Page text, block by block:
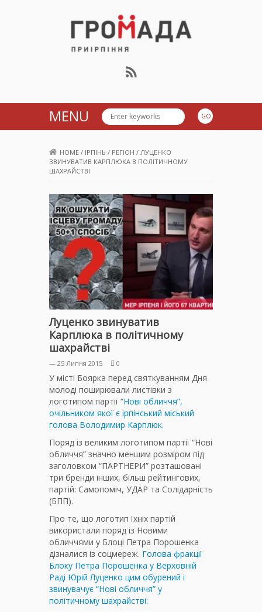
Громада Приірпіння
MENU
HOME / ІРПІНЬ / РЕГІОН / ЛУЦЕНКО
ЗВИНУВАТИВ КАРПЛЮКА В ПОЛІТИЧНОМУ
ШАХРАЙСТВІ
Луценко звинуватив
Карплюка в політичному
шахрайстві
— 25 Липня 2015 0
У місті Боярка перед святкуванням Дня
молоді поширювали листівки з
логотипом партії “Нові обличчя”,
очільником якої є ірпінський міський
голова Володимир Карплюк.
Поряд із великим логотипом партії “Нові
обличчя” значно меншим розміром під
заголовком “ПАРТНЕРИ” розташовані
три бренди інших, більш рейтингових,
партій: Самопоміч, УДАР та Солідарність
(БПП).
Про те, що логотип їхніх партій
використали поряд із Новими
обличчями у Блоці Петра Порошенка
дізналися із соцмереж. Голова фракції
Блоку Петра Порошенка у Верховній
Раді Юрій Луценко цим обурений і
звинувачує “Нові обличчя” у
політичному шахрайстві: